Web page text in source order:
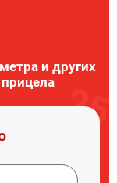
и других